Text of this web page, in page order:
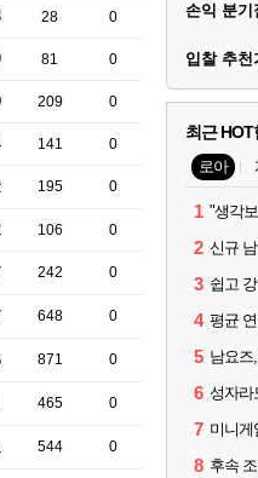
28 0
81 0
209 0
141 0
195 0
106 0
242 0
648 0
871 0
465 0
544 0
손익 분기
입찰 추천
최근
로아
1
2
3
4
5
6
7
8